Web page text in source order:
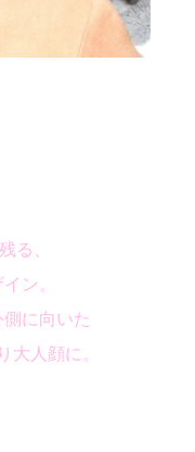
る、
ン。
に向いた
大人顔に。